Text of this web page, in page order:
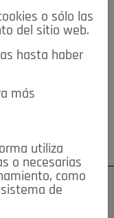
CONTACTO
contraseña?
o sólo las
del sitio web.
hasta haber
más
utiliza
o necesarias
como
de